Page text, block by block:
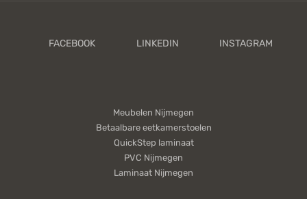
Meubelen Nijmegen
Betaalbare eetkamerstoelen
QuickStep laminaat
PVC Nijmegen
Laminaat Nijmegen